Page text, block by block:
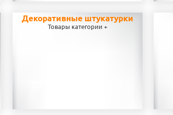
Декоративные штукатурки
Товары категории +